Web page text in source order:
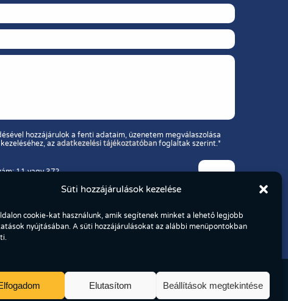
Süti hozzájárulások kezelése
cookie-kat használunk, amik segítenek minket a lehető legjobb
nyújtásában. A süti hozzájárulásokat az alábbi menüpontokban
Elutasítom Beállítások megtekintése
hozzájárulok a fenti adataim, üzenetem megválaszolása
az adatkezelési tájékoztatóban foglaltak szerint.*
11 vagy 37?